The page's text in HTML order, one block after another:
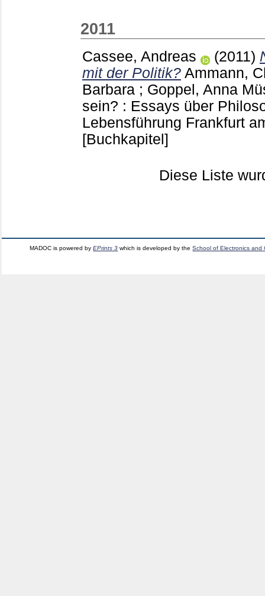
2011
Cassee, Andreas (2011)
mit der Politik? Ammann,
Barbara ; Goppel, Anna
sein? : Essays über
Lebensführung Frankfurt
[Buchkapitel]
Diese Liste
MADOC is powered byEPrints 3 which is developed by theSchool of Electronics and